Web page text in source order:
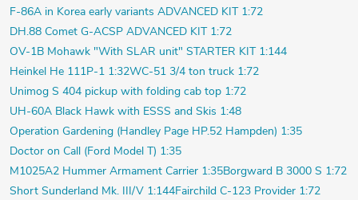
F-86A in Korea early variants ADVANCED KIT 1:72
DH.88 Comet G-ACSP ADVANCED KIT 1:72
OV-1B Mohawk "With SLAR unit" STARTER KIT 1:144
Heinkel He 111P-1 1:32WC-51 3/4 ton truck 1:72
Unimog S 404 pickup with folding cab top 1:72
UH-60A Black Hawk with ESSS and Skis 1:48
Operation Gardening (Handley Page HP.52 Hampden) 1:35
Doctor on Call (Ford Model T) 1:35
M1025A2 Hummer Armament Carrier 1:35Borgward B 3000 S 1:72
Short Sunderland Mk. III/V 1:144Fairchild C-123 Provider 1:72